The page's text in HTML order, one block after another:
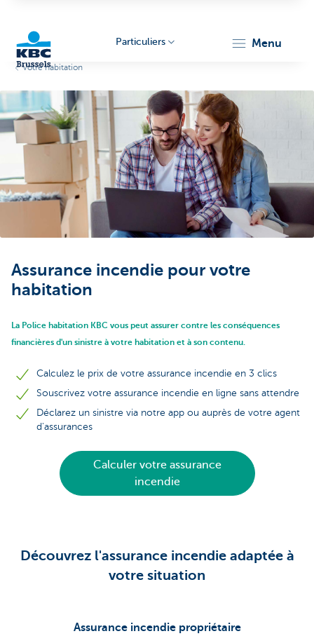
Particuliers menu
Votre habitation
Assurance incendie pour votre
habitation
La Police habitation KBC vous peut assurer contre les conséquences
financières d'un sinistre à votre habitation et à son contenu.
Calculez le prix de votre assurance incendie en 3 clics
Souscrivez votre assurance incendie en ligne sans attendre
Déclarez un sinistre via notre app ou auprès de votre agent
d'assurances
Calculer votre assurance
incendie
Découvrez l'assurance incendie adaptée à
votre situation
Assurance incendie propriétaire